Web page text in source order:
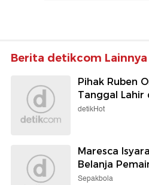
Berita detikcom Lainnya
Pihak Ruben
Tanggal Lahir
detikHot
Maresca
Belanja
Sepakbola